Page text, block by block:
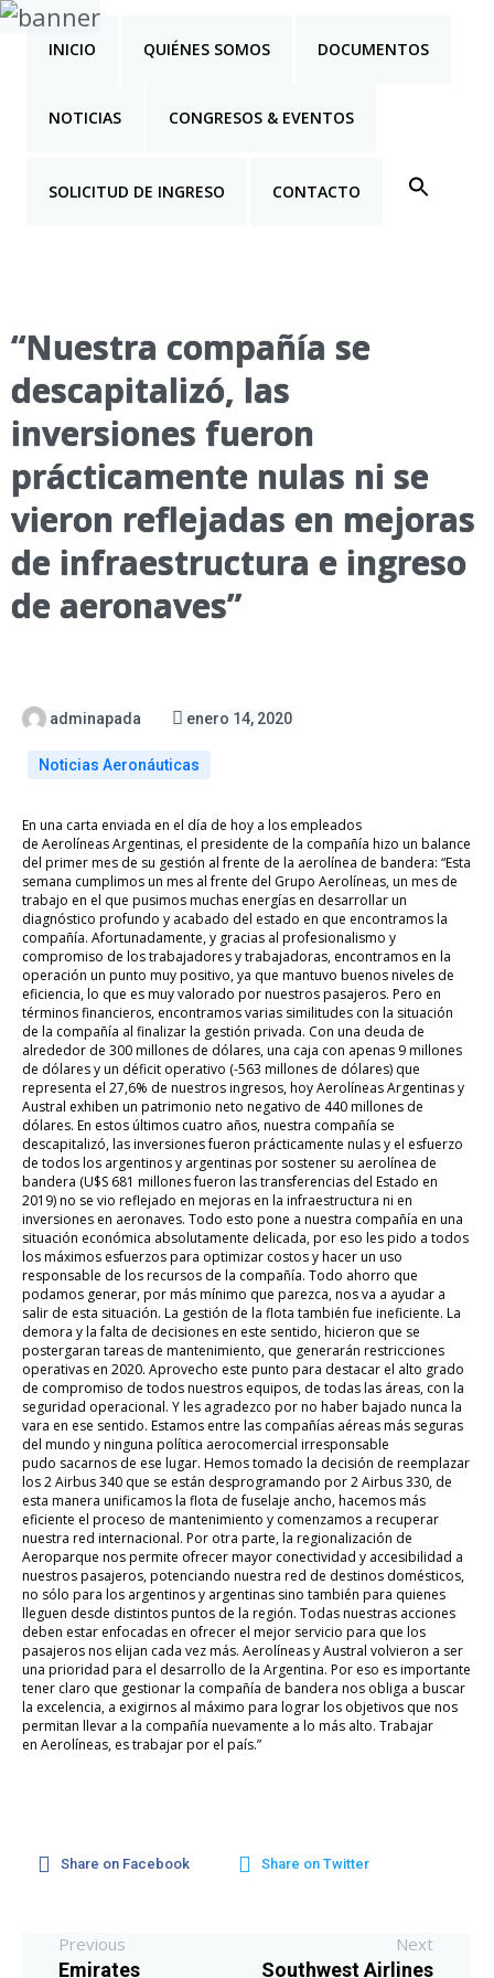
INICIO QUIÉNES SOMOS DOCUMENTOS
NOTICIAS CONGRESOS & EVENTOS
SOLICITUD DE INGRESO CONTACTO
“Nuestra compañía se
descapitalizó, las
inversiones fueron
prácticamente nulas ni se
vieron reflejadas en mejoras
de infraestructura e ingreso
de aeronaves”
adminapada enero 14, 2020
Noticias Aeronáuticas
En una carta enviada en el día de hoy a los empleados
de AerolíneasArgentinas, el presidente de la compañía hizo un balance
del primer mes de su gestión al frente de la aerolínea de bandera: “Esta
semana cumplimos un mes al frente del Grupo Aerolíneas, un mes de
trabajo en el que pusimos muchas energías en desarrollar un
diagnóstico profundo y acabado del estado en que encontramos la
compañía. Afortunadamente, y gracias al profesionalismo y
compromiso de los trabajadores y trabajadoras, encontramos en la
operación un punto muy positivo, ya que mantuvo buenos niveles de
eficiencia, lo que es muy valorado por nuestros pasajeros. Pero en
términos financieros, encontramos varias similitudes con la situación
de la compañía al finalizar la gestión privada. Con una deuda de
alrededor de 300 millones de dólares, una caja con apenas 9 millones
de dólares y un déficit operativo (-563 millones de dólares) que
representa el 27,6% de nuestros ingresos, hoyAerolíneasArgentinas y
Austral exhiben un patrimonio neto negativo de 440 millones de
dólares. En estos últimos cuatro años,nuestra compañía se
descapitalizó, las inversiones fueron prácticamente nulasy el esfuerzo
de todos los argentinos y argentinas por sostener su aerolínea de
bandera (U$S 681 millones fueron las transferencias del Estado en
2019) no se vio reflejado en mejoras en la infraestructura ni en
inversiones en aeronaves. Todo esto pone a nuestra compañía en una
situación económica absolutamente delicada, por eso les pido a todos
los máximos esfuerzos para optimizar costos y hacer un uso
responsable de los recursos de la compañía. Todo ahorro que
podamos generar, por más mínimo que parezca, nos va a ayudar a
salir de esta situación. La gestión de la flota también fue ineficiente. La
demora y la falta de decisiones en este sentido, hicieron que se
postergaran tareas de mantenimiento, que generarán restricciones
operativas en 2020. Aprovecho este punto para destacar el alto grado
de compromiso de todos nuestros equipos, de todas las áreas, con la
seguridad operacional. Y les agradezco por no haber bajado nunca la
vara en ese sentido. Estamos entre las compañías aéreas más seguras
del mundo y ninguna política aerocomercial irresponsable
pudo sacarnos de ese lugar. Hemos tomado la decisión de reemplazar
los 2 Airbus 340 que se están desprogramando por 2 Airbus 330, de
esta manera unificamos la flota de fuselaje ancho, hacemos más
eficiente el proceso de mantenimiento y comenzamos a recuperar
nuestra red internacional. Por otra parte, la regionalización de
Aeroparque nos permite ofrecer mayor conectividad y accesibilidad a
nuestros pasajeros, potenciando nuestra red de destinos domésticos,
no sólo para los argentinos y argentinas sino también para quienes
lleguen desde distintos puntos de la región. Todas nuestras acciones
deben estar enfocadas en ofrecer el mejor servicio para que los
pasajeros nos elijan cada vez más. Aerolíneasy Austral volvieron a ser
una prioridad para el desarrollo de la Argentina. Por eso es importante
tener claro que gestionar la compañía de bandera nos obliga a buscar
la excelencia, a exigirnos al máximo para lograr los objetivos que nos
permitan llevar a la compañía nuevamente a lo más alto. Trabajar
en Aerolíneas, es trabajar por el país.”
Share on Facebook Share on Twitter
Previous
Emirates
Next
Southwest Airlines